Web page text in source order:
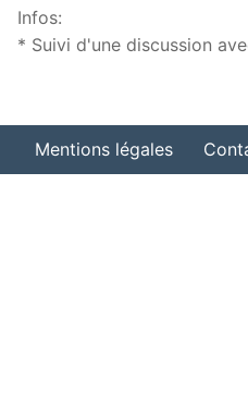
Infos:
* Suivi d'une discussion
Mentions légales